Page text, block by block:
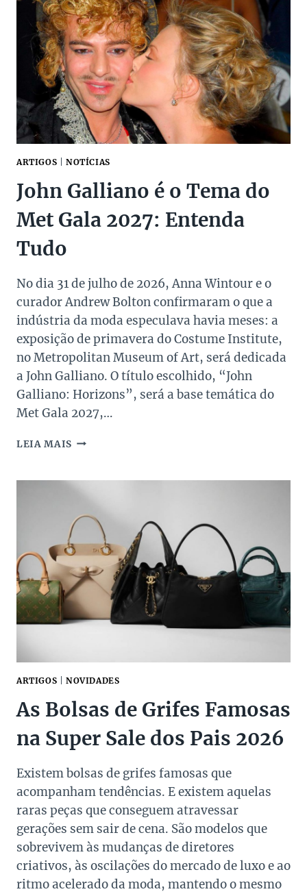
PARA
PRESENTEAR
NO
DIA
DOS
PAIS
ARTIGOS NOTÍCIAS
John Galliano é o Tema do
Met Gala 2027: Entenda
Tudo
No dia 31 de julho de 2026, Anna Wintour e o
curador Andrew Bolton confirmaram o que a
indústria da moda especulava havia meses: a
exposição de primavera do Costume Institute,
no Metropolitan Museum of Art, será dedicada
a John Galliano. O título escolhido, “John
Galliano: Horizons”, será a base temática do
Met Gala 2027,…
LEIA MAIS JOHN
O
DO
MET
GALA
2027:
ENTENDA
TUDO
ARTIGOS NOVIDADES
As Bolsas de Grifes Famosas
na Super Sale dos Pais 2026
Existem bolsas de grifes famosas que
acompanham tendências. E existem aquelas
raras peças que conseguem atravessar
gerações sem sair de cena. São modelos que
sobrevivem às mudanças de diretores
criativos, às oscilações do mercado de luxo e ao
ritmo acelerado da moda, mantendo o mesmo